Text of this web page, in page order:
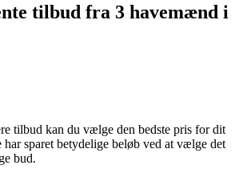
tilbud fra 3 havemænd i
tilbud kan du vælge den bedste pris for dit
sparet betydelige beløb ved at vælge det
bud.